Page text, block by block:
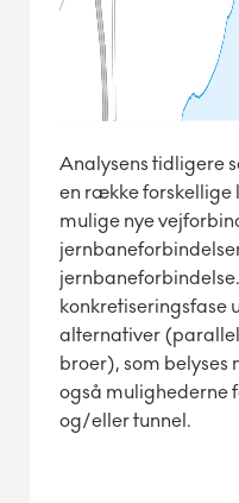
Analysens tidligere
en række forskellige
mulige nye
konkretiseringsfase
alternativer
broer), som belyses
også mulighederne
og/eller tunnel.